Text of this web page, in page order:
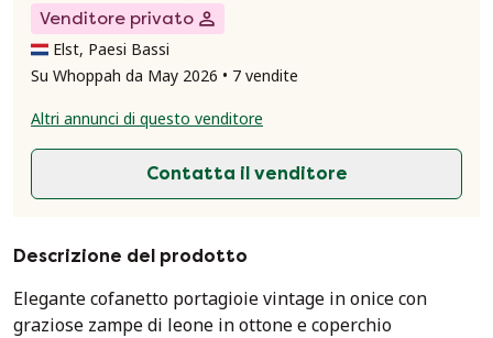
Venditore privato
Elst, Paesi Bassi
Su Whoppah da May 2026 • 7 vendite
Altri annunci di questo venditore
Contatta il venditore
Descrizione del prodotto
Elegante cofanetto portagioie vintage in onice con
graziose zampe di leone in ottone e coperchio